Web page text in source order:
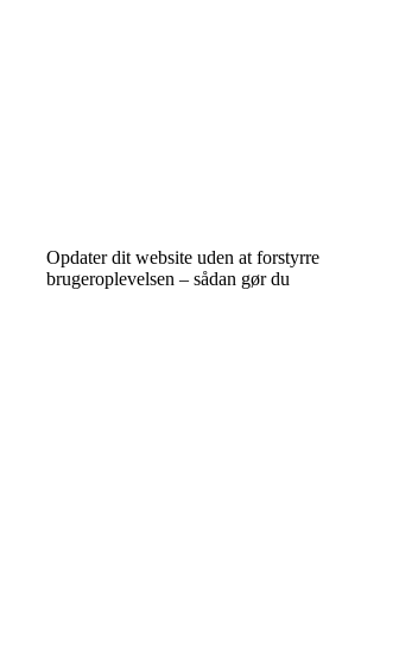
Opdater dit website uden at forstyrre
brugeroplevelsen – sådan gør du